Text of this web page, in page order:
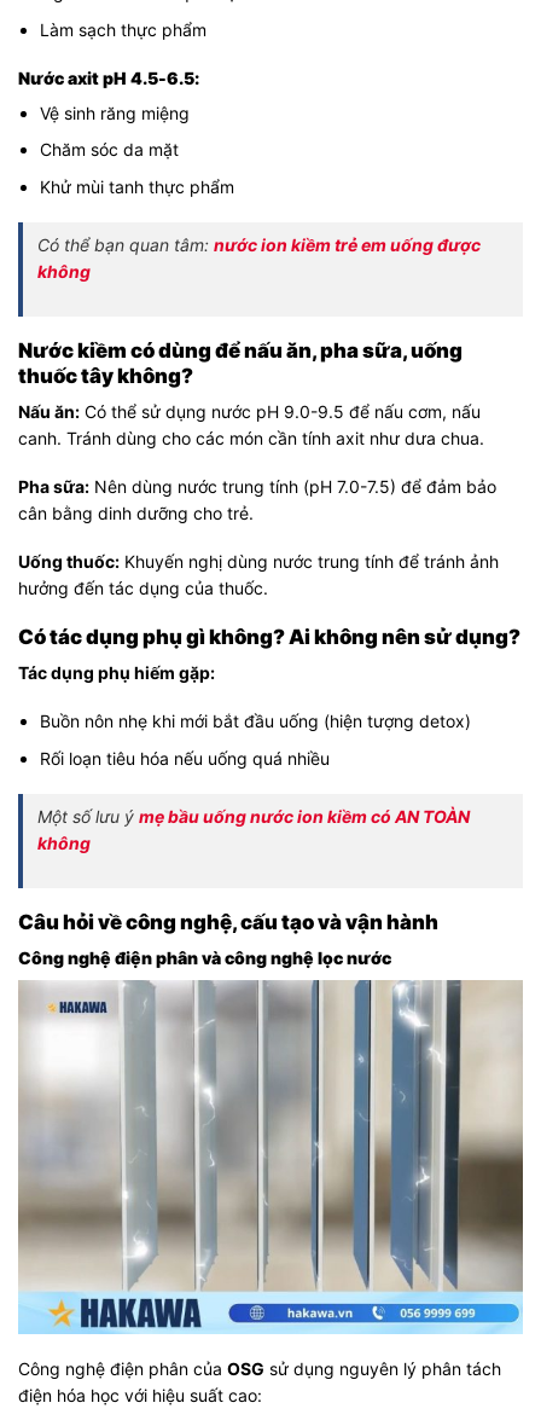
Làm sạch thực phẩm
Nước axit pH 4.5-6.5:
Vệ sinh răng miệng
Chăm sóc da mặt
Khử mùi tanh thực phẩm
Có thể bạn quan tâm: nước ion kiềm trẻ em uống được
không
Nước kiềm có dùng để nấu ăn, pha sữa, uống
thuốc tây không?
Nấu ăn: Có thể sử dụng nước pH 9.0-9.5 để nấu cơm, nấu
canh. Tránh dùng cho các món cần tính axit như dưa chua.
Pha sữa: Nên dùng nước trung tính (pH 7.0-7.5) để đảm bảo
cân bằng dinh dưỡng cho trẻ.
Uống thuốc: Khuyến nghị dùng nước trung tính để tránh ảnh
hưởng đến tác dụng của thuốc.
Có tác dụng phụ gì không? Ai không nên sử dụng?
Tác dụng phụ hiếm gặp:
Buồn nôn nhẹ khi mới bắt đầu uống (hiện tượng detox)
Rối loạn tiêu hóa nếu uống quá nhiều
Một số lưu ý mẹ bầu uống nước ion kiềm có AN TOÀN
không
Câu hỏi về công nghệ, cấu tạo và vận hành
Công nghệ điện phân và công nghệ lọc nước
Công nghệ điện phân của OSG sử dụng nguyên lý phân tách
điện hóa học với hiệu suất cao: